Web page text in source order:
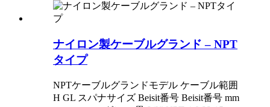
ナイロン製ケーブルグランド – NPT
タイプ
NPTケーブルグランドモデル ケーブル範囲
H GL スパナサイズ Beisit番号 Beisit番号 mm